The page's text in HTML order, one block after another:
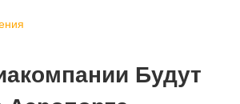
Будут